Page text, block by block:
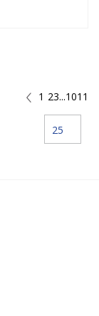
1 23...1011
25